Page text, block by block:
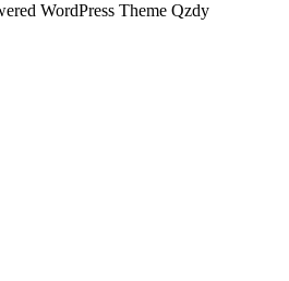
WordPress Theme Qzdy